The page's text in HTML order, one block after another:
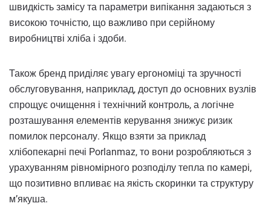
швидкість замісу та параметри випікання задаються з
високою точністю, що важливо при серійному
виробництві хліба і здоби.
Також бренд приділяє увагу ергономіці та зручності
обслуговування, наприклад, доступ до основних вузлів
спрощує очищення і технічний контроль, а логічне
розташування елементів керування знижує ризик
помилок персоналу. Якщо взяти за приклад
хлібопекарні печі Porlanmaz, то вони розробляються з
урахуванням рівномірного розподілу тепла по камері,
що позитивно впливає на якість скоринки та структуру
м’якуша.